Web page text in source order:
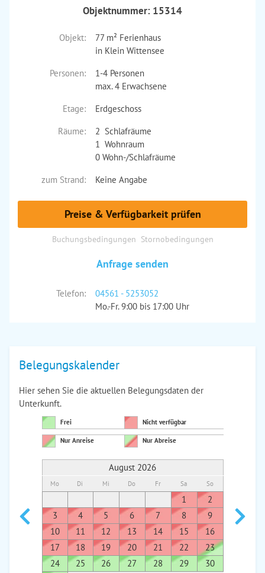
Objektnummer: 15314
Objekt:
77 m² Ferienhaus
in Klein Wittensee
Personen:
1-4 Personen
max. 4 Erwachsene
Etage:
Erdgeschoss
Räume:
2 Schlafräume
1 Wohnraum
0 Wohn-/Schlafräume
zum Strand:
Keine Angabe
Preise & Verfügbarkeit prüfen
Buchungsbedingungen Stornobedingungen
Anfrage senden
Telefon:
04561 - 5253052
Mo.-Fr. 9:00 bis 17:00 Uhr
Belegungskalender
Hier sehen Sie die aktuellen Belegungsdaten der
Unterkunft.
Frei Nicht verfügbar
Nur Anreise Nur Abreise
August 2026
Mo Di Mi Do Fr Sa So
1
2
3
4 5 6 7 8
9
10
11 12 13 14 15
16
17
18 19 20 21 22
23
24
25 26 27 28 29
30
7